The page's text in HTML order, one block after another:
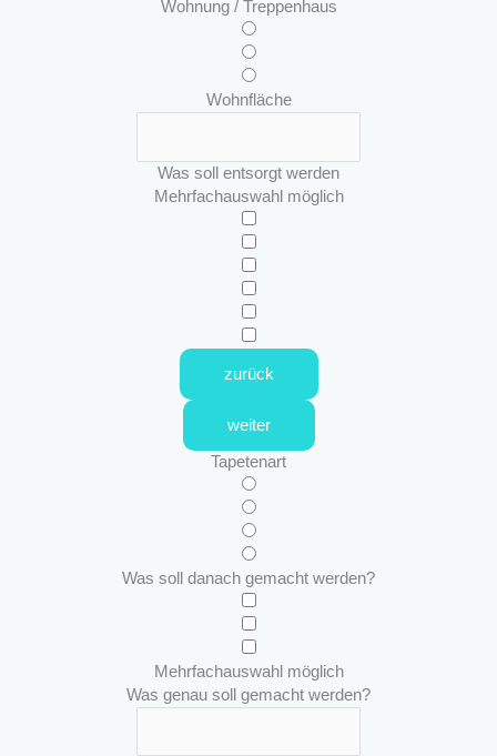
Wohnung / Treppenhaus
Wohnfläche
Was soll entsorgt werden
Mehrfachauswahl möglich
zurück
weiter
Tapetenart
Was soll danach gemacht werden?
Mehrfachauswahl möglich
Was genau soll gemacht werden?